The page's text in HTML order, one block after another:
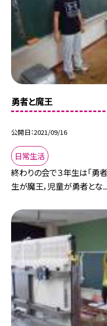
勇者と魔王
公開日 2021/09/16
日常生活
終わりの会で３年生は「勇
生が魔王，児童が勇者とな